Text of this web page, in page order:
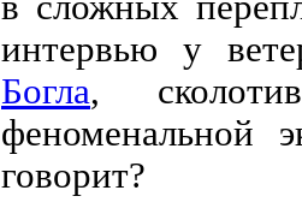
интервью у
Богла,
феноменальной
говорит?